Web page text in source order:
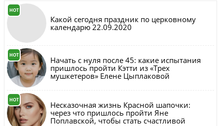
HOT
Какой сегодня праздник по церковному
календарю 22.09.2020
HOT
Начать с нуля после 45: какие испытания
пришлось пройти Кэтти из «Трех
мушкетеров» Елене Цыплаковой
HOT
Несказочная жизнь Красной шапочки:
через что пришлось пройти Яне
Поплавской, чтобы стать счастливой